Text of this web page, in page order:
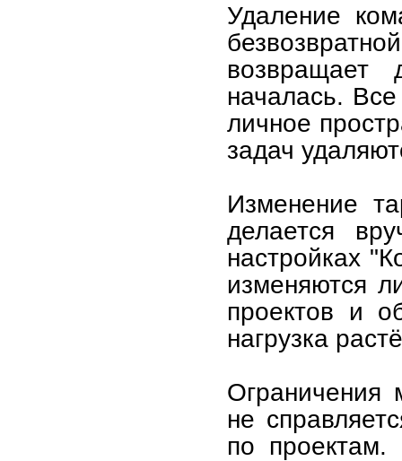
Удаление
возвращает
началась.
личное
задач
Изменение
делается
настройках
изменяются
проектов и
нагрузка
Ограничения
не
по проектам.